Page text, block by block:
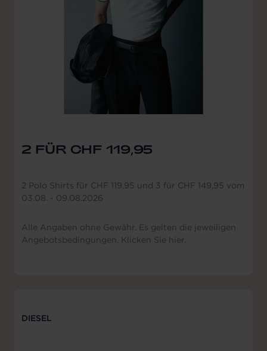
2 FÜR CHF 119,95
2 Polo Shirts für CHF 119,95 und 3 für CHF 149,95 vom
03.08. - 09.08.2026
Alle Angaben ohne Gewähr. Es gelten die jeweiligen
Angebotsbedingungen. Klicken Sie hier.
DIESEL